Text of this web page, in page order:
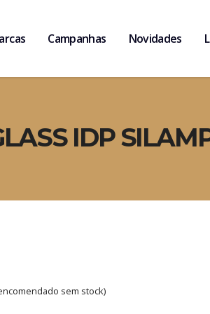
Campanhas Novidades
IDP
sem stock)